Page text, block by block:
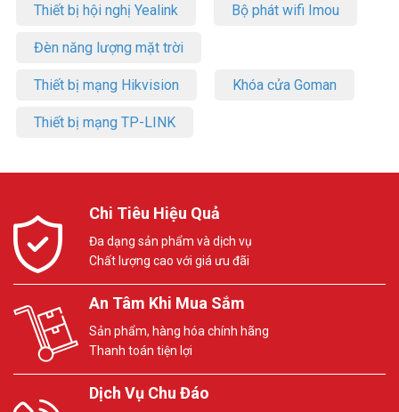
Thiết bị hội nghị Yealink Bộ phát wifi Imou
Đèn năng lượng mặt trời
Thiết bị mạng Hikvision Khóa cửa Goman
Thiết bị mạng TP-LINK
Chi Tiêu Hiệu Quả
Đa dạng sản phẩm và dịch vụ
Chất lượng cao với giá ưu đãi
An Tâm Khi Mua Sắm
Sản phẩm, hàng hóa chính hãng
Thanh toán tiện lợi
Dịch Vụ Chu Đáo